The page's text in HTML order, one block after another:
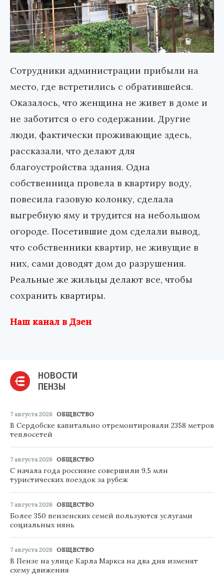
Сотрудники администрации прибыли на
место, где встретились с обратившейся.
Оказалось, что женщина не живет в доме и
не заботится о его содержании. Другие
люди, фактически проживающие здесь,
рассказали, что делают для
благоустройства здания. Одна
собственница провела в квартиру воду,
повесила газовую колонку, сделала
выгребную яму и трудится на небольшом
огороде. Посетившие дом сделали вывод,
что собственники квартир, не живущие в
них, сами доводят дом до разрушения.
Реальные же жильцы делают все, чтобы
сохранить квартиры.
Наш канал в Дзен
НОВОСТИ
ПЕНЗЫ
7 августа 2026 ОБЩЕСТВО
В Сердобске капитально отремонтировали 2358 метров
теплосетей
7 августа 2026 ОБЩЕСТВО
С начала года россияне совершили 9,5 млн
туристических поездок за рубеж
7 августа 2026 ОБЩЕСТВО
Более 350 пензенских семей пользуются услугами
социальных нянь
7 августа 2026 ОБЩЕСТВО
В Пензе на улице Карла Маркса на два дня изменят
схему движения